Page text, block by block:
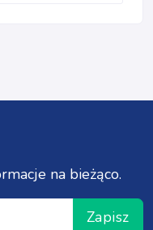
na bieżąco.
Zapisz